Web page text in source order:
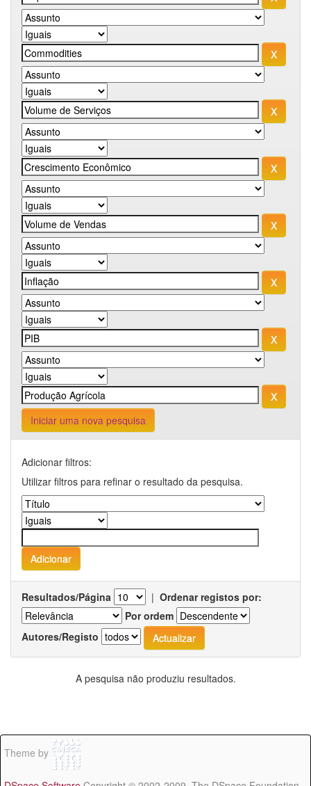
Iniciar uma nova pesquisa
Adicionar filtros:
Utilizar filtros para refinar o resultado da pesquisa.
Resultados/Página | Ordenar registos por:
Por ordem
Autores/Registo
A pesquisa não produziu resultados.
Theme by